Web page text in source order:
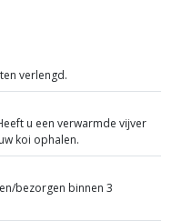
verlengd.
u een verwarmde vijver
koi ophalen.
bezorgen binnen 3